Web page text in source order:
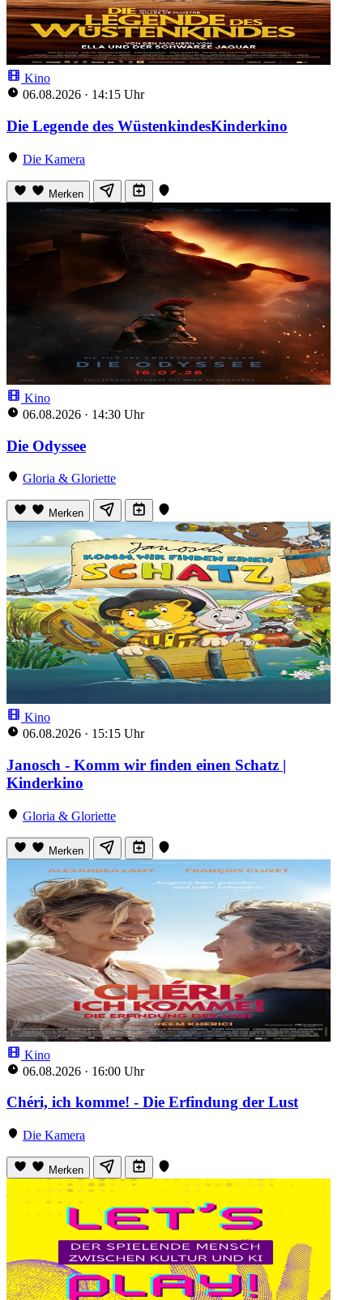
Kino
06.08.2026 · 14:15 Uhr
Die Legende des WüstenkindesKinderkino
Die Kamera
Merken
Kino
06.08.2026 · 14:30 Uhr
Die Odyssee
Gloria & Gloriette
Merken
Kino
06.08.2026 · 15:15 Uhr
Janosch - Komm wir finden einen Schatz |
Kinderkino
Gloria & Gloriette
Merken
Kino
06.08.2026 · 16:00 Uhr
Chéri, ich komme! - Die Erfindung der Lust
Die Kamera
Merken